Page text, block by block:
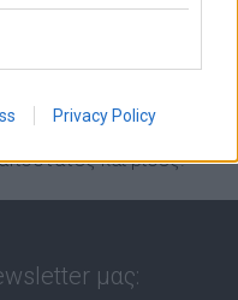
Privacy Policy
και βίδες.
μας: